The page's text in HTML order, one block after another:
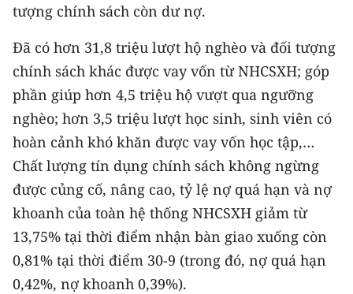
MỘT SẢN PHẨM
MEDIA CENTER
E-Magazine
Video
Media Chính trị
Media Kinh tế
Media Văn hóa
tượng chính sách còn dư nợ.
Đã có hơn 31,8 triệu lượt hộ nghèo và đối tượng
chính sách khác được vay vốn từ NHCSXH; góp
phần giúp hơn 4,5 triệu hộ vượt qua ngưỡng
nghèo; hơn 3,5 triệu lượt học sinh, sinh viên có
hoàn cảnh khó khăn được vay vốn học tập,…
Chất lượng tín dụng chính sách không ngừng
được củng cố, nâng cao, tỷ lệ nợ quá hạn và nợ
khoanh của toàn hệ thống NHCSXH giảm từ
13,75% tại thời điểm nhận bàn giao xuống còn
0,81% tại thời điểm 30-9 (trong đó, nợ quá hạn
0,42%, nợ khoanh 0,39%).